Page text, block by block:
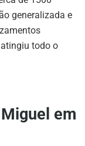
generalizada e
todo o
em